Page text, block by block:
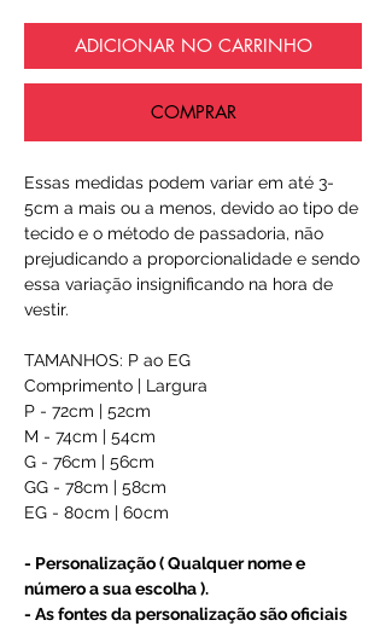
ADICIONAR NO CARRINHO
COMPRAR
Essas medidas podem variar em até 3-
5cm a mais ou a menos, devido ao tipo de
tecido e o método de passadoria, não
prejudicando a proporcionalidade e sendo
essa variação insignificando na hora de
vestir.
TAMANHOS: P ao EG
Comprimento | Largura
P - 72cm | 52cm
M - 74cm | 54cm
G - 76cm | 56cm
GG - 78cm | 58cm
EG - 80cm | 60cm
- Personalização ( Qualquer nome e
número a sua escolha ).
- As fontes da personalização são oficiais